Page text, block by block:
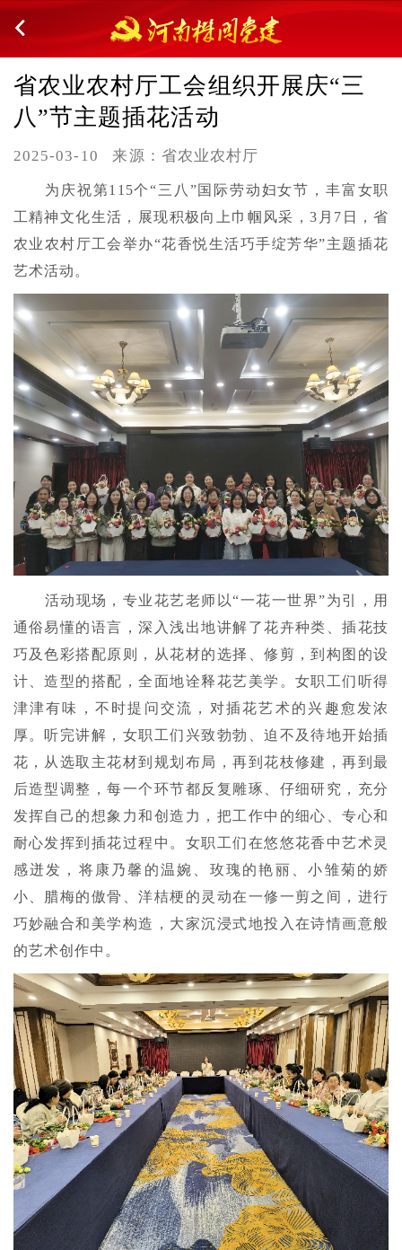
省农业农村厅工会组织开展庆“三
八”节主题插花活动
2025-03-10 来源：省农业农村厅
为庆祝第115个“三八”国际劳动妇女节，丰富女职
工精神文化生活，展现积极向上巾帼风采，3月7日，省
农业农村厅工会举办“花香悦生活巧手绽芳华”主题插花
艺术活动。
活动现场，专业花艺老师以“一花一世界”为引，用
通俗易懂的语言，深入浅出地讲解了花卉种类、插花技
巧及色彩搭配原则，从花材的选择、修剪，到构图的设
计、造型的搭配，全面地诠释花艺美学。女职工们听得
津津有味，不时提问交流，对插花艺术的兴趣愈发浓
厚。听完讲解，女职工们兴致勃勃、迫不及待地开始插
花，从选取主花材到规划布局，再到花枝修建，再到最
后造型调整，每一个环节都反复雕琢、仔细研究，充分
发挥自己的想象力和创造力，把工作中的细心、专心和
耐心发挥到插花过程中。女职工们在悠悠花香中艺术灵
感迸发，将康乃馨的温婉、玫瑰的艳丽、小雏菊的娇
小、腊梅的傲骨、洋桔梗的灵动在一修一剪之间，进行
巧妙融合和美学构造，大家沉浸式地投入在诗情画意般
的艺术创作中。